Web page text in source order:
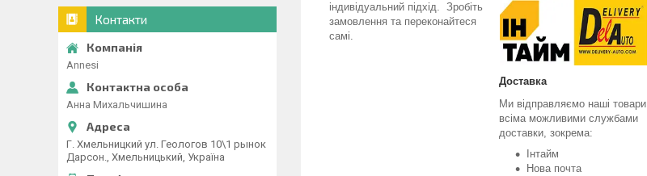
індивідуальний підхід. Зробіть
замовлення та переконайтеся
самі.
Доставка
Ми відправляємо наші товари
всіма можливими службами
доставки, зокрема:
Інтайм
Нова почта
Контакти
Annesi
Анна Михальчишина
Г. Хмельницкий ул. Геологов 10\1 рынок
Дарсон., Хмельницький, Україна